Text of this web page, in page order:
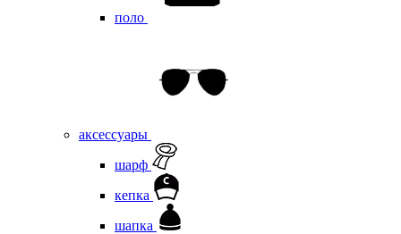
поло
аксессуары
шарф
кепка
шапка